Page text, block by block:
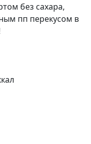
без сахара,
пп перекусом в